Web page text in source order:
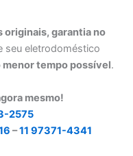
originais, garantia no
seu eletrodoméstico
menor tempo possível.
mesmo!
2575
–11 97371-4341